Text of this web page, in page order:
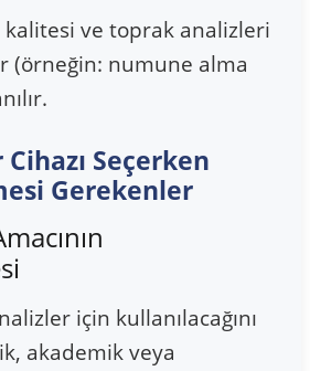
kalitesi ve toprak analizleri
(örneğin: numune alma
Seçerken
Gerekenler
için kullanılacağını
akademik veya